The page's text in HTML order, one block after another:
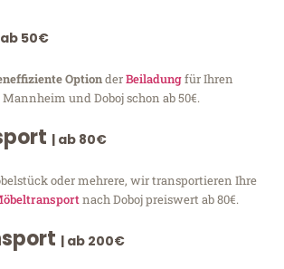
50€
OptionderBeiladungfür Ihren
und Doboj schon ab 50€.
| ab 80€
oder mehrere, wir transportieren Ihre
nach Doboj preiswert ab 80€.
| ab 200€